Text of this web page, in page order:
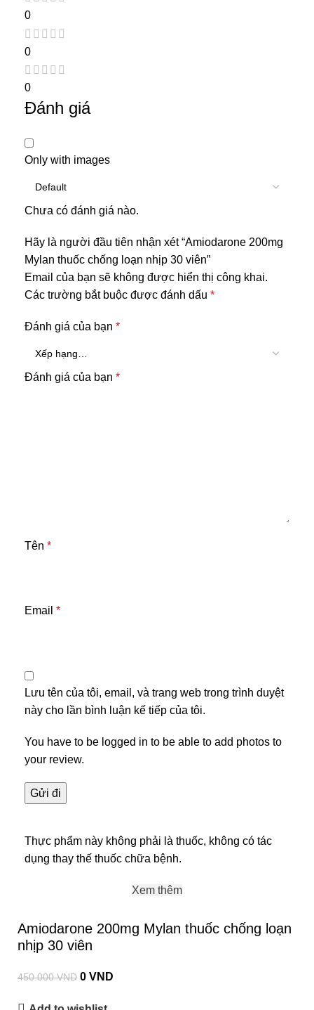
0
0
0
Đánh giá
Only with images
Chưa có đánh giá nào.
Hãy là người đầu tiên nhận xét “Amiodarone 200mg
Mylan thuốc chống loạn nhịp 30 viên”
Email của bạn sẽ không được hiển thị công khai.
Các trường bắt buộc được đánh dấu *
Đánh giá của bạn *
Đánh giá của bạn *
Tên *
Email *
Lưu tên của tôi, email, và trang web trong trình duyệt
này cho lần bình luận kế tiếp của tôi.
You have to be logged in to be able to add photos to
your review.
Thực phẩm này không phải là thuốc, không có tác
dụng thay thế thuốc chữa bệnh.
Xem thêm
Amiodarone 200mg Mylan thuốc chống loạn
nhịp 30 viên
450.000VND 0 VND